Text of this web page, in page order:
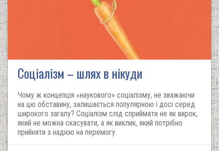
Соціалізм – шлях в нікуди
Чому ж концепція «наукового» соціалізму, не зважаючи
на цю обставину, залишається популярною і досі серед
широкого загалу? Соціалізм слід сприймати не як вирок,
який не можна скасувати, а як виклик, який потрібно
прийняти з надією на перемогу.